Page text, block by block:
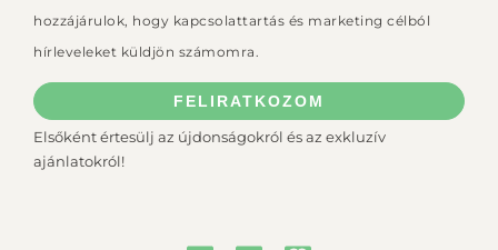
hozzájárulok, hogy kapcsolattartás és marketing célból
hírleveleket küldjön számomra.
FELIRATKOZOM
Elsőként értesülj az újdonságokról és az exkluzív
ajánlatokról!